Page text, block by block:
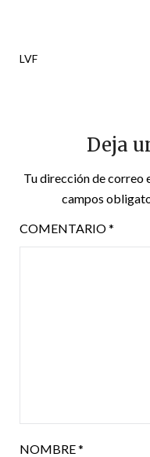
LVF
Deja
Tu dirección de correo
campos
COMENTARIO*
NOMBRE*